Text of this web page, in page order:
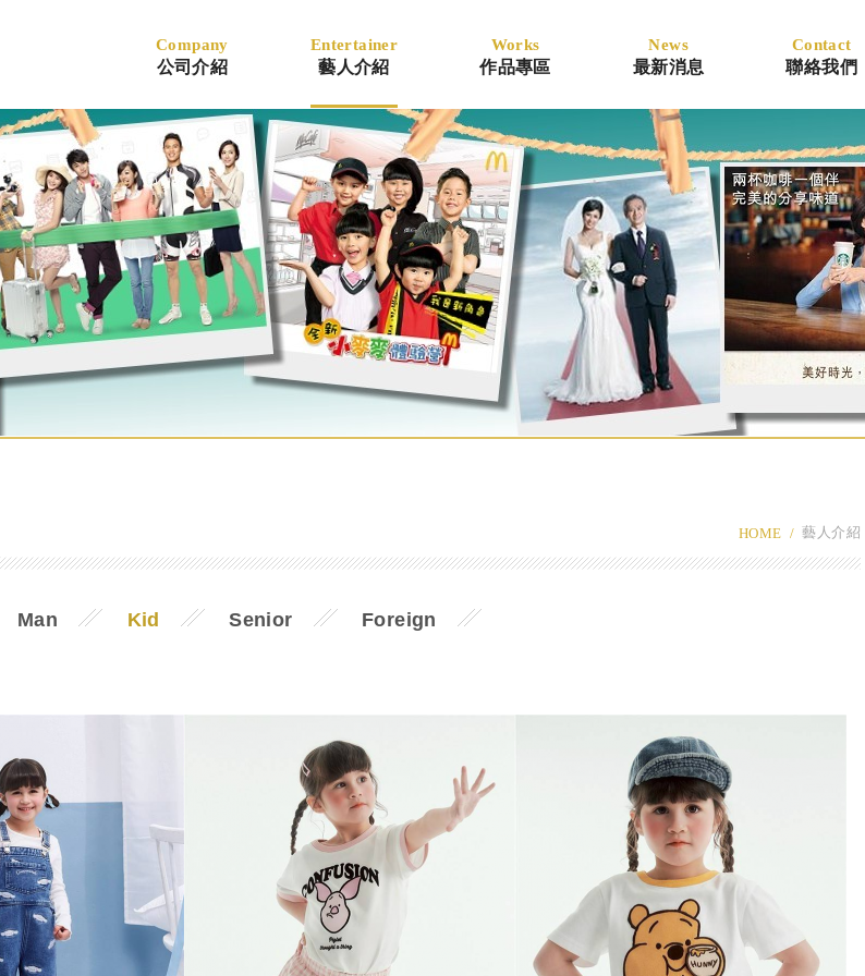
Company
公司介紹
Entertainer
藝人介紹
Works
作品專區
News
最新消息
Contact
聯絡我們
HOME 藝人介紹
Man Kid Senior Foreign